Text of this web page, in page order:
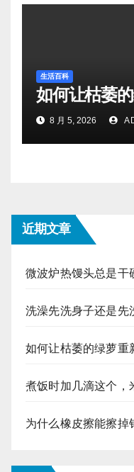
生活百科
如何让枯萎
8 月 5, 2026
近期文章
微波炉热馒头总是干
洗澡先洗身子还是先
如何让枯萎的绿萝重
煮饭时加几滴这个，
为什么橡皮擦能擦掉